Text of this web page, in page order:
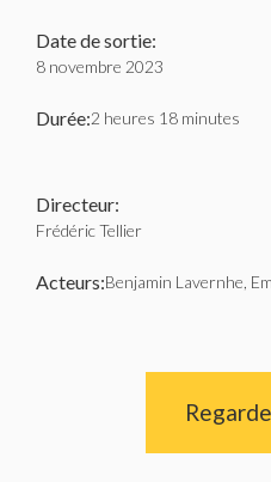
Date de sortie:
8 novembre 2023
Durée:2 heures 18 minutes
Directeur:
Frédéric Tellier
Acteurs:Benjamin Lavernhe,